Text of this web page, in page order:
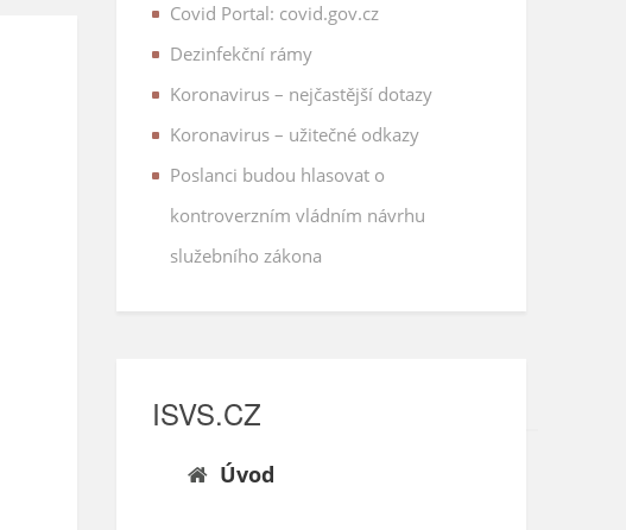
Covid Portal: covid.gov.cz
Dezinfekční rámy
Koronavirus – nejčastější dotazy
Koronavirus – užitečné odkazy
Poslanci budou hlasovat o
kontroverzním vládním návrhu
služebního zákona
ISVS.CZ
Úvod